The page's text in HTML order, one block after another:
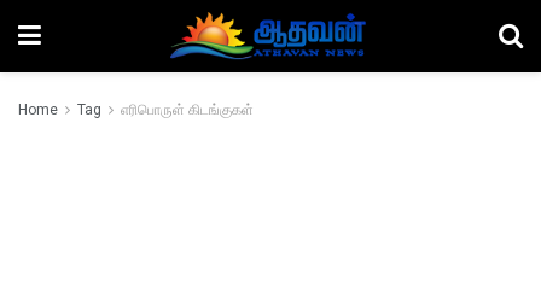
Home Tag எரிபொருள் கிடங்குகள்